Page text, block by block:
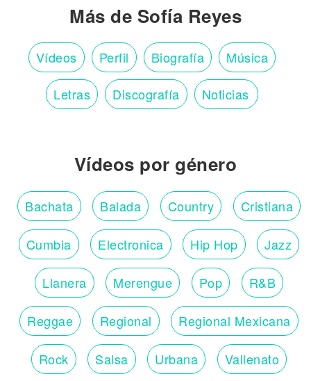
Más de Sofía Reyes
Vídeos Perfil Biografía Música
Letras Discografía Noticias
Vídeos por género
Bachata Balada Country Cristiana
Cumbia Electronica Hip Hop Jazz
Llanera Merengue Pop R&B
Reggae Regional Regional Mexicana
Rock Salsa Urbana Vallenato